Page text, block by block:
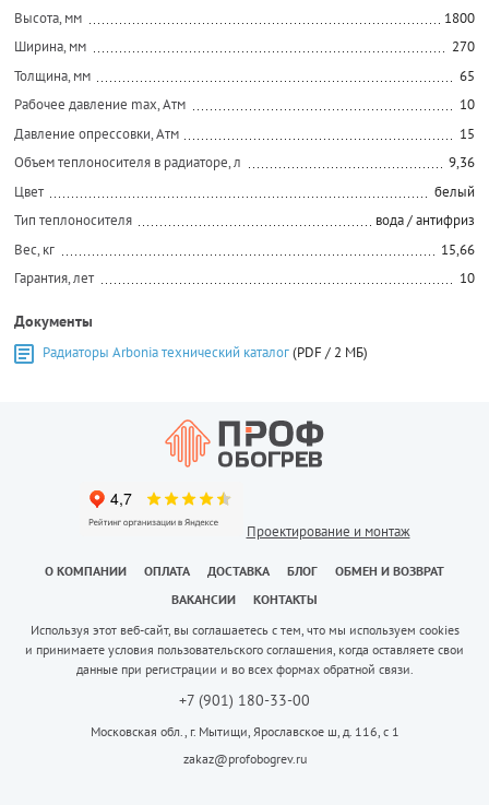
Высота, мм
1800
Ширина, мм
270
Толщина, мм
65
Рабочее давление max, Атм
10
Давление опрессовки, Атм
15
Объем теплоносителя в радиаторе, л
9,36
Цвет
белый
Тип теплоносителя
вода / антифриз
Вес, кг
15,66
Гарантия, лет
10
Документы
Радиаторы Arbonia технический каталог(PDF / 2 МБ)
Проектирование и монтаж
О КОМПАНИИ ОПЛАТА ДОСТАВКА БЛОГ
ОБМЕН И ВОЗВРАТ
ВАКАНСИИ
КОНТАКТЫ
Используя этот веб-сайт, вы соглашаетесь с тем, что мы используем cookies
и принимаете условия пользовательского соглашения, когда оставляете свои
данные при регистрации и во всех формах обратной связи.
+7 (901) 180-33-00
Московская обл., г. Мытищи, Ярославское ш, д. 116, с 1
zakaz@profobogrev.ru